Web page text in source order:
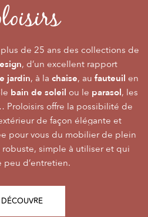
de 25 ans des collections de
, d’un excellent rapport
jardin, à la chaise, au fauteuil en
bain de soleil ou le parasol, les
Proloisirs offre la possibilité de
de façon élégante et
pour vous du mobilier de plein
simple à utiliser et qui
peu d’entretien.
by PROLOISIRS
, pour vivre l’extérieur avec
façon inoubliable aux grandes
Océo, de par la qualité de
de sa fabrication, se joue des
extérieurcomme une pièce à
style et le soin des détails.
par la qualité desplateaux
de nombreusestables
d’usage durable.
by PROLOISIRS
de jardin contemporain
accessibilité du prixfont qu’elle
plus grand nombre.
Alizé apporte un souffle bien
style, fonctionnalité, facilité
instantsRepas, Salon,Détente
vivre dehors, dans la joie, la
le plaisir d’être ensemble !